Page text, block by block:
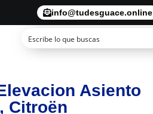
info@tudesguace.online
Asiento
Citroën